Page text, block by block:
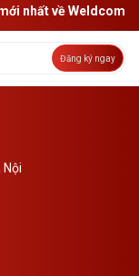
nhất về Weldcom
Đăng ký ngay
Nội